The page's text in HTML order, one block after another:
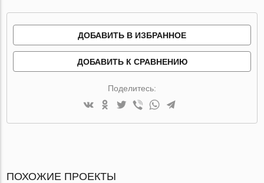
ДОБАВИТЬ В ИЗБРАННОЕ
ДОБАВИТЬ К СРАВНЕНИЮ
Поделитесь:
ПОХОЖИЕ ПРОЕКТЫ